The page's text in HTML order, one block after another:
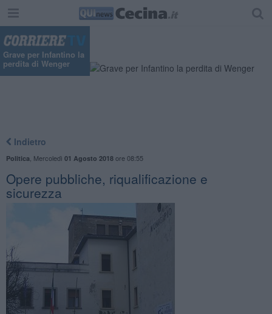
Grave per Infantino la
perdita di Wenger
Indietro
Politica Mercoledì 01 Agosto 2018ore 08:55
Opere pubbliche, riqualificazione e
sicurezza